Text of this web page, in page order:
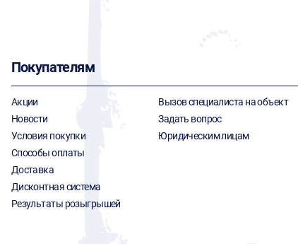
Покупателям
Акции
Новости
Условия покупки
Способы оплаты
Доставка
Дисконтная система
Результаты розыгрышей
Вызов специалиста на объект
Задать вопрос
Юридическим лицам